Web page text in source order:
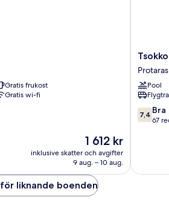
Gratis frukost
Gratis wi-fi
Priset
1 612 kr
1 612 kr
inklusive skatter och avgifter
9 aug. – 10 aug.
Tsokkos
Protaras
Hotel
Protaras
City
Center
Pool
7.4
av
7,4 Bra
67
liknande boenden